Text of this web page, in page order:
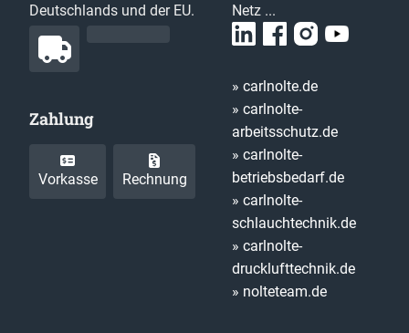
Deutschlands und der EU.
Zahlung
Vorkasse Rechnung
Netz ...
» carlnolte.de
» carlnolte-
arbeitsschutz.de
» carlnolte-
betriebsbedarf.de
» carlnolte-
schlauchtechnik.de
» carlnolte-
drucklufttechnik.de
» nolteteam.de